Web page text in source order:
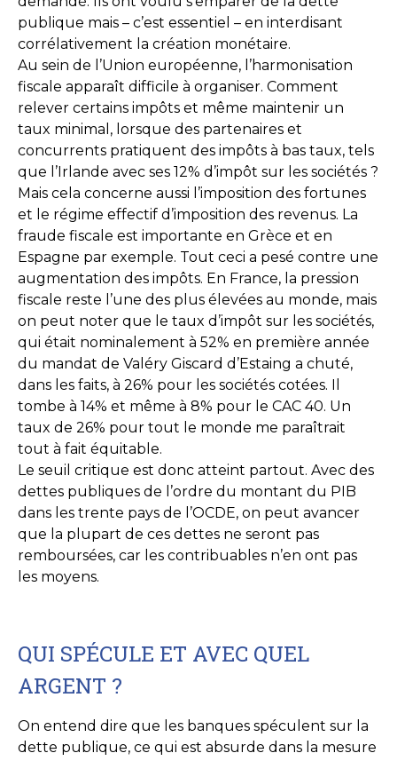
publique mais – c’est essentiel – en interdisant
corrélativement la création monétaire.
Au sein de l’Union européenne, l’harmonisation
fiscale apparaît difficile à organiser. Comment
relever certains impôts et même maintenir un
taux minimal, lorsque des partenaires et
concurrents pratiquent des impôts à bas taux, tels
que l’Irlande avec ses 12% d’impôt sur les sociétés ?
Mais cela concerne aussi l’imposition des fortunes
et le régime effectif d’imposition des revenus. La
fraude fiscale est importante en Grèce et en
Espagne par exemple. Tout ceci a pesé contre une
augmentation des impôts. En France, la pression
fiscale reste l’une des plus élevées au monde, mais
on peut noter que le taux d’impôt sur les sociétés,
qui était nominalement à 52% en première année
du mandat de Valéry Giscard d’Estaing a chuté,
dans les faits, à 26% pour les sociétés cotées. Il
tombe à 14% et même à 8% pour le CAC 40. Un
taux de 26% pour tout le monde me paraîtrait
tout à fait équitable.
Le seuil critique est donc atteint partout. Avec des
dettes publiques de l’ordre du montant du PIB
dans les trente pays de l’OCDE, on peut avancer
que la plupart de ces dettes ne seront pas
remboursées, car les contribuables n’en ont pas
les moyens.
QUI SPÉCULE ET AVEC QUEL
ARGENT ?
On entend dire que les banques spéculent sur la
dette publique, ce qui est absurde dans la mesure